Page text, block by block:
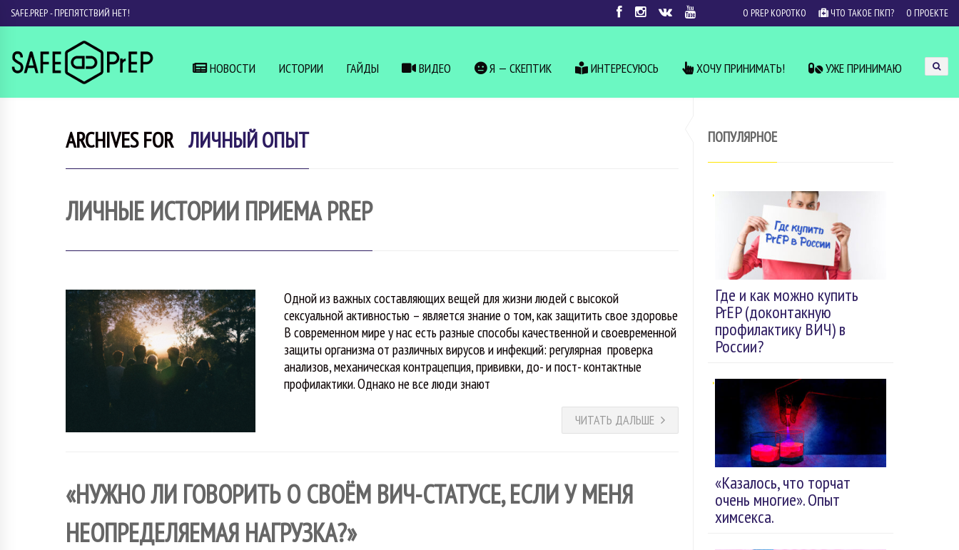
SAFE.PREP - ПРЕПЯТСТВИЙ НЕТ! О PREP КОРОТКО ЧТО ТАКОЕ ПКП? О ПРОЕКТЕ
НОВОСТИ ИСТОРИИ ГАЙДЫ ВИДЕО Я — СКЕПТИК ИНТЕРЕСУЮСЬ ХОЧУ ПРИНИМАТЬ! УЖЕ ПРИНИМАЮ
ПОПУЛЯРНОЕ
Где и как можно купить
PrEP (доконтакную
профилактику ВИЧ) в
России?
«Казалось, что торчат
очень многие». Опыт
химсекса.
ARCHIVES FOR ЛИЧНЫЙ ОПЫТ
ЛИЧНЫЕ ИСТОРИИ ПРИЕМА PREP
Одной из важных составляющих вещей для жизни людей с высокой
сексуальной активностью – является знание о том, как защитить свое здоровье
В современном мире у нас есть разные способы качественной и своевременной
защиты организма от различных вирусов и инфекций: регулярная проверка
анализов, механическая контрацепция, прививки, до- и пост- контактные
профилактики. Однако не все люди знают
ЧИТАТЬ ДАЛЬШЕ
«НУЖНО ЛИ ГОВОРИТЬ О СВОЁМ ВИЧ-СТАТУСЕ, ЕСЛИ У МЕНЯ
НЕОПРЕДЕЛЯЕМАЯ НАГРУЗКА?»